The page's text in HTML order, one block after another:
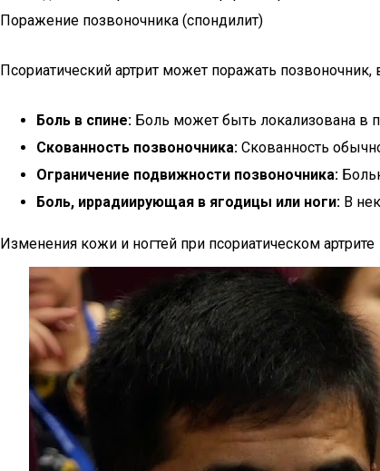
Поражение позвоночника (спондилит)
Псориатический артрит может поражать
Боль в спине: Боль может быть локализована в
Скованность позвоночника: Скованность
Ограничение подвижности позвоночника:
Боль, иррадиирующая в ягодицы или ноги: В
Изменения кожи и ногтей при псориатическом артрите